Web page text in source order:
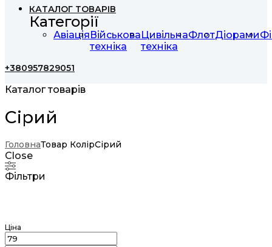
КАТАЛОГ ТОВАРІВ
Категорії
АвіаціяВійськова
техніка
Цивільна
техніка
ФлотДіорами
+380957829051
Каталог товарів
Сірий
ГоловнаТовар КолірСірий
Close
Фільтри
Ціна